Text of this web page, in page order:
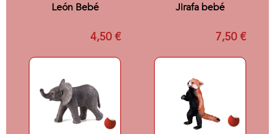
León Bebé
4,50 €
Jirafa bebé
7,50 €